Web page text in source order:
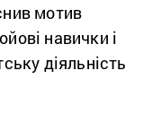
мотив
навички і
діяльність